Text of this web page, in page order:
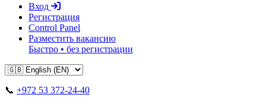
Вход
Регистрация
Control Panel
Разместить вакансию
Быстро • без регистрации
📞 +972 53 372-24-40